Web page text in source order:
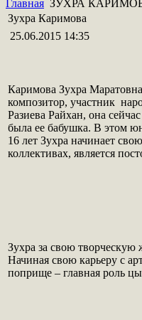
Главная ЗУХРА
Зухра Каримова
25.06.2015 14:35
Каримова Зухра
композитор, участник
Разиева Райхан, она
была ее бабушка. В этом
16 лет Зухра начинает
коллективах, является
Зухра за свою
Начиная свою карьеру с
поприще – главная роль